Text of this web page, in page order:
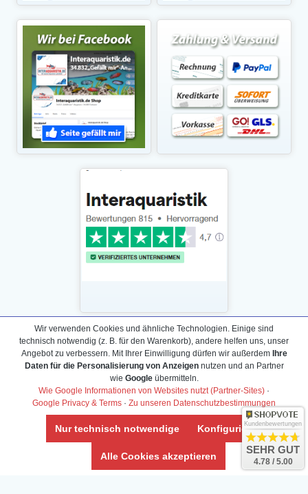
Daten­schutz­erklärung
Widerrufs­recht /Widerrufs­formular
AGB & Info
Impressum
Umwelt und Entsorgung
Vertrag widerrufen
Wir verwenden Cookies und ähnliche Technologien. Einige sind
technisch notwendig (z. B. für den Warenkorb), andere helfen uns, unser
Angebot zu verbessern. Mit Ihrer Einwilligung dürfen wir außerdem Ihre
Daten für die Personalisierung von Anzeigennutzen und an Partner
wie Googleübermitteln.
Wie Google Informationen von Websites nutzt (Partner-Sites) ·
Google Privacy & Terms · Zu unseren Datenschutzbestimmungen
Nur technisch notwendige Konfigurieren
Alle Cookies akzeptieren
Kundenbewertungen
SEHR GUT
4.78 / 5.00